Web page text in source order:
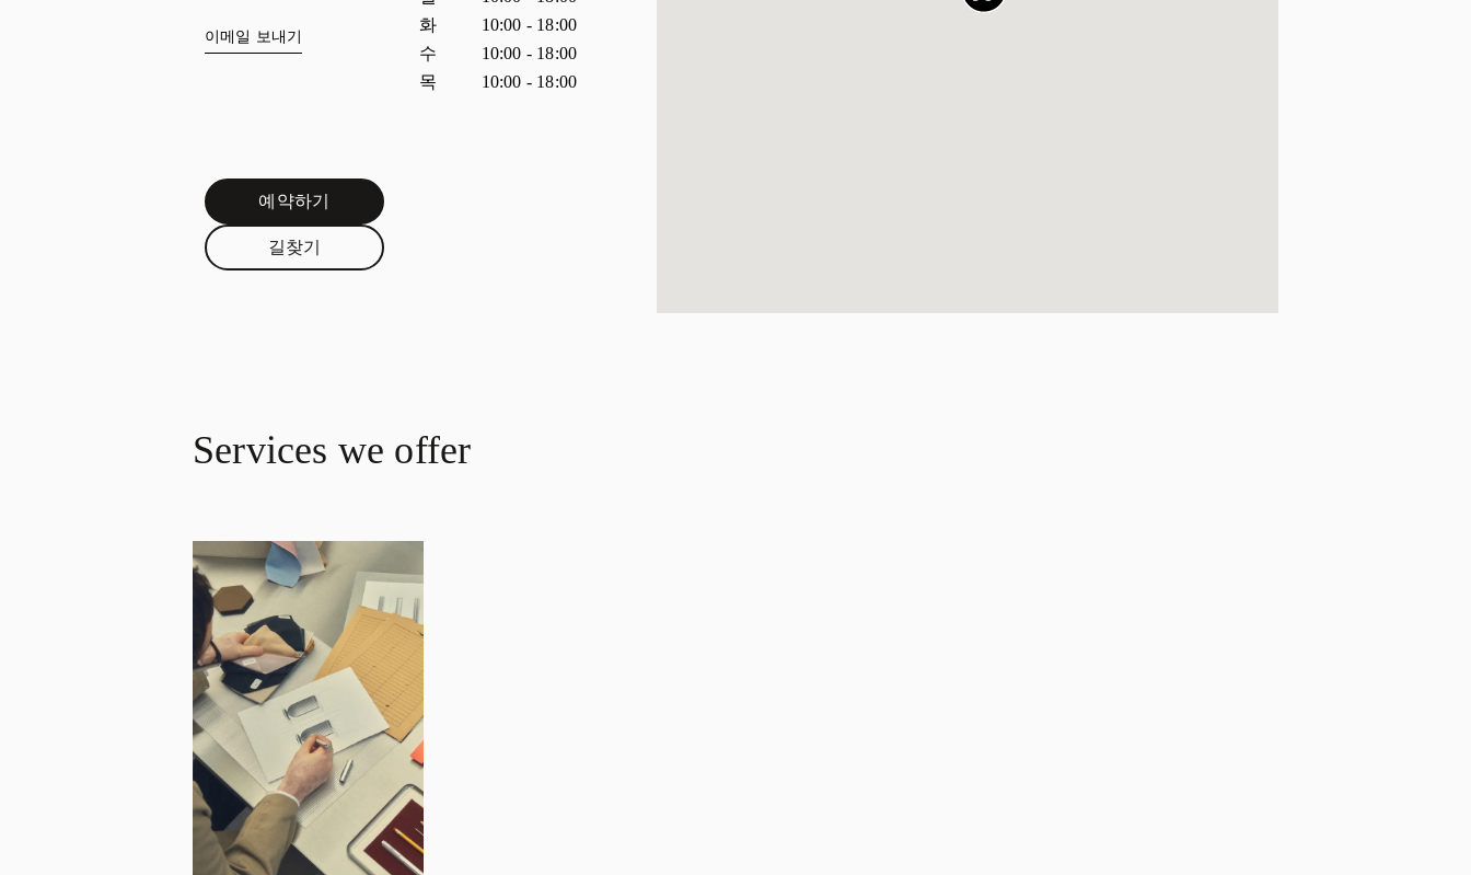
이메일 보내기
예약하기Link Opens in New Tab
길찾기Link Opens in New Tab
화
10:00 - 18:00
수
10:00 - 18:00
목
10:00 - 18:00
Services we offer